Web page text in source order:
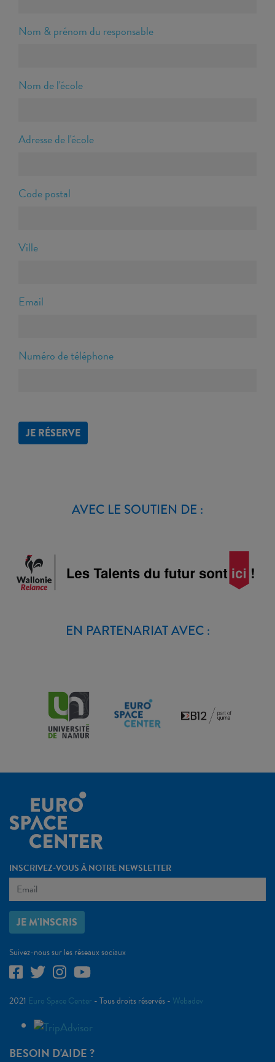
Nom & prénom du responsable
Nom de l'école
Adresse de l'école
Code postal
Ville
Email
Numéro de téléphone
JE RÉSERVE
AVEC LE SOUTIEN DE :
EN PARTENARIAT AVEC :
INSCRIVEZ-VOUS À NOTRE NEWSLETTER
JE M'INSCRIS
Suivez-nous sur les réseaux sociaux
2021 Euro Space Center - Tous droits réservés - Webadev
BESOIN D'AIDE ?